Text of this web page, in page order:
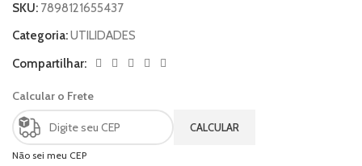
SKU: 7898121655437
Categoria:UTILIDADES
Compartilhar:
Calcular o Frete
CALCULAR
Não sei meu CEP